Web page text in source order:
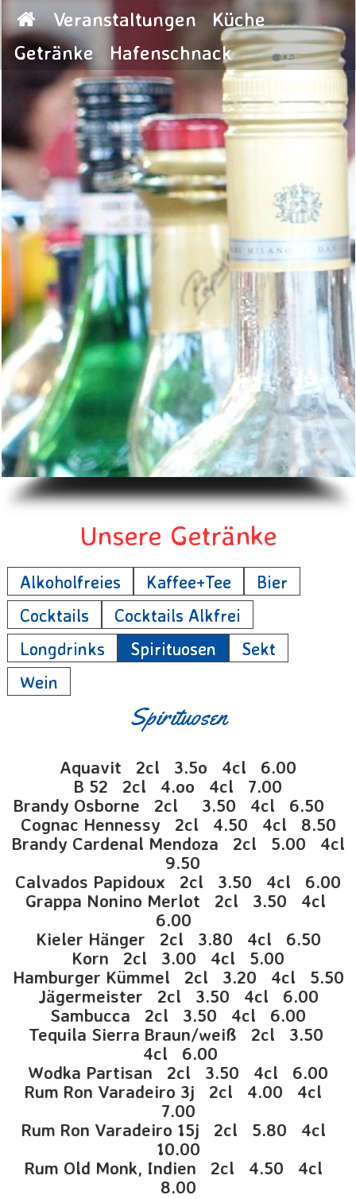
Veranstaltungen
Küche
Getränke
Hafenschnack
Unsere Getränke
Alkoholfreies Kaffee+Tee
Bier
Cocktails
Cocktails Alkfrei
Longdrinks
Spirituosen
Sekt
Wein
Spirituosen
Aquavit 2cl 3.5o 4cl 6.00
B 52 2cl 4.oo 4cl 7.00
Brandy Osborne 2cl 3.50 4cl 6.50
Cognac Hennessy 2cl 4.50 4cl 8.50
Brandy Cardenal Mendoza 2cl 5.00 4cl
9.50
Calvados Papidoux 2cl 3.50 4cl 6.00
Grappa Nonino Merlot 2cl 3.50 4cl
6.00
Kieler Hänger 2cl 3.80 4cl 6.50
Korn 2cl 3.00 4cl 5.00
Hamburger Kümmel 2cl 3.20 4cl 5.50
Jägermeister 2cl 3.50 4cl 6.00
Sambucca 2cl 3.50 4cl 6.00
Tequila Sierra Braun/weiß 2cl 3.50
4cl 6.00
Wodka Partisan 2cl 3.50 4cl 6.00
Rum Ron Varadeiro 3j 2cl 4.00 4cl
7.00
Rum Ron Varadeiro 15j 2cl 5.80 4cl
10.00
Rum Old Monk, Indien 2cl 4.50 4cl
8.00